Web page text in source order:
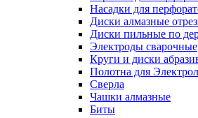
Насадки для
Диски алмазные
Диски пильные по
Электроды сварочные
Круги и диски
Полотна для
Сверла
Чашки алмазные
Биты